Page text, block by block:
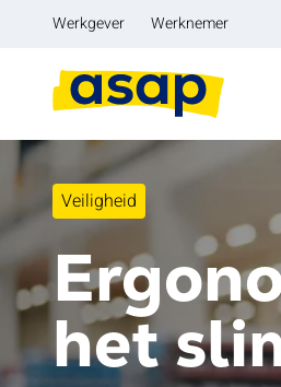
Werkgever Werknemer
Veiligheid
het